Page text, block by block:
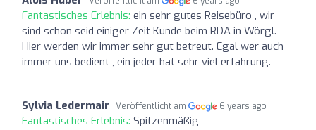
Fantastisches Erlebnis: ein sehr gutes Reisebüro , wir
sind schon seid einiger Zeit Kunde beim RDA in Wörgl.
Hier werden wir immer sehr gut betreut. Egal wer auch
immer uns bedient , ein jeder hat sehr viel erfahrung.
Sylvia Ledermair Veröffentlicht am 6 years ago
Fantastisches Erlebnis: Spitzenmäßig